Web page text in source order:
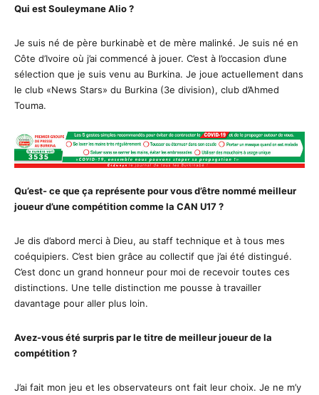
Qui est Souleymane Alio ?
Je suis né de père burkinabè et de mère malinké. Je suis né en
Côte d’Ivoire où j’ai commencé à jouer. C’est à l’occasion d’une
sélection que je suis venu au Burkina. Je joue actuellement dans
le club «News Stars» du Burkina (3e division), club d’Ahmed
Touma.
Qu’est- ce que ça représente pour vous d’être nommé meilleur
joueur d’une compétition comme la CAN U17 ?
Je dis d’abord merci à Dieu, au staff technique et à tous mes
coéquipiers. C’est bien grâce au collectif que j’ai été distingué.
C’est donc un grand honneur pour moi de recevoir toutes ces
distinctions. Une telle distinction me pousse à travailler
davantage pour aller plus loin.
Avez-vous été surpris par le titre de meilleur joueur de la
compétition ?
J’ai fait mon jeu et les observateurs ont fait leur choix. Je ne m’y